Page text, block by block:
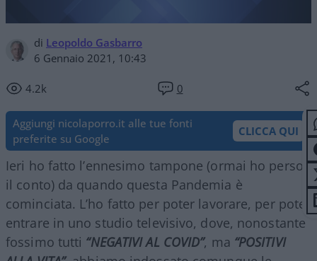
di Leopoldo Gasbarro
6 Gennaio 2021, 10:43
4.2k 0
Aggiungi nicolaporro.it alle tue fonti
preferite su Google
CLICCA QUI
Ieri ho fatto l’ennesimo tampone (ormai ho perso
il conto) da quando questa Pandemia è
cominciata. L’ho fatto per poter lavorare, per poter
entrare in uno studio televisivo, dove, nonostante
fossimo tutti “NEGATIVI AL COVID”, ma “POSITIVI